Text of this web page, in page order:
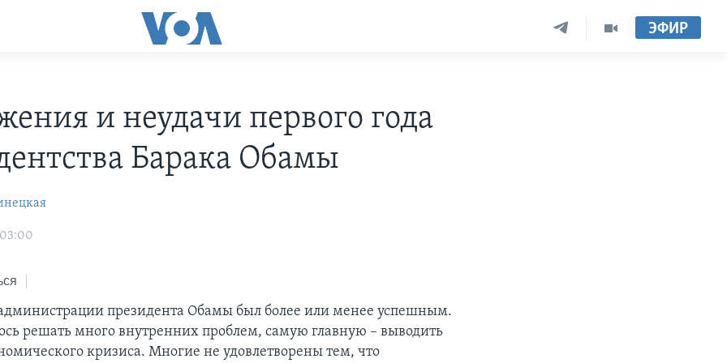
ЭФИР
и неудачи первого года
Барака Обамы
президента Обамы был более или менее успешным.
решать много внутренних проблем, самую главную – выводить
кризиса. Многие не удовлетворены тем, что